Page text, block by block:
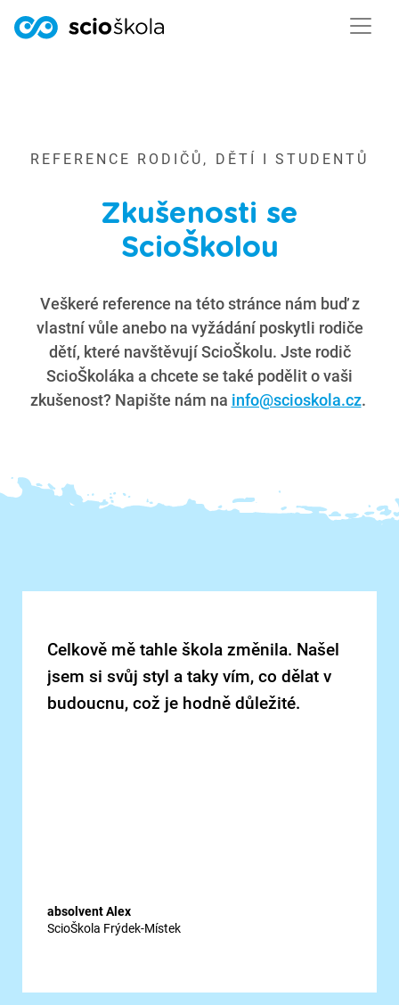
REFERENCE RODIČŮ, DĚTÍ I STUDENTŮ
Zkušenosti se
ScioŠkolou
Veškeré reference na této stránce nám buď z
vlastní vůle anebo na vyžádání poskytli rodiče
dětí, které navštěvují ScioŠkolu. Jste rodič
ScioŠkoláka a chcete se také podělit o vaši
zkušenost? Napište nám na info@scioskola.cz.
Celkově mě tahle škola změnila. Našel
jsem si svůj styl a taky vím, co dělat v
budoucnu, což je hodně důležité.
absolvent Alex
ScioŠkola Frýdek-Místek